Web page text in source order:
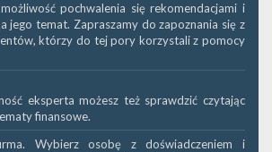
pochwalenia się rekomendacjami i
jego temat. Zapraszamy do zapoznania się z
którzy do tej pory korzystali z pomocy
eksperta możesz też sprawdzić czytając
finansowe.
Wybierz osobę z doświadczeniem i